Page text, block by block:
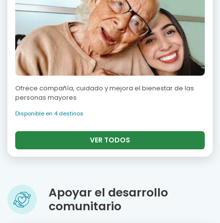
Ofrece compañía, cuidado y mejora el bienestar de las
personas mayores
Disponible en 4 destinos
VER TODOS
Apoyar el desarrollo
comunitario